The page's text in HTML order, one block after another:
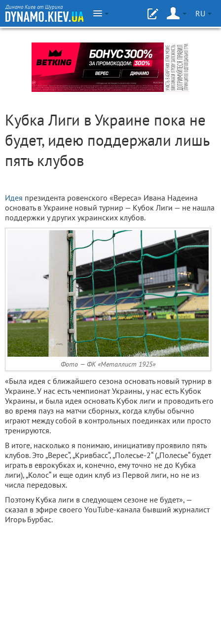
Динамо Киев от Шурика
RU
Кубка Лиги в Украине пока не
будет, идею поддержали лишь
пять клубов
Идея президента ровенского «Вереса» Ивана Надеина
основать в Украине новый турнир — Кубок Лиги — не нашла
поддержки у других украинских клубов.
Фото — ФК «Металлист 1925»
«Была идея с ближайшего сезона основать новый турнир в
Украине. У нас есть чемпионат Украины, у нас есть Кубок
Украины, и была идея основать Кубок лиги и проводить его
во время пауз на матчи сборных, когда клубы обычно
играют между собой в контрольных поединках или просто
тренируются.
В итоге, насколько я понимаю, инициативу проявило пять
клубов. Это „Верес“, „Кривбасс“, „Полесье-2“ („Полесье“ будет
играть в еврокубках и, конечно, ему точно не до Кубка
лиги), „Колос“ и еще один клуб из Первой лиги, но не из
числа передовых.
Поэтому Кубка лиги в следующем сезоне не будет», —
сказал в эфире своего YouTube-канала бывший журналист
Игорь Бурбас.